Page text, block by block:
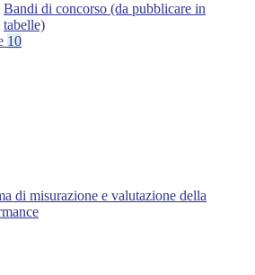
Bandi di concorso (da pubblicare in
tabelle)
10
di misurazione e valutazione della